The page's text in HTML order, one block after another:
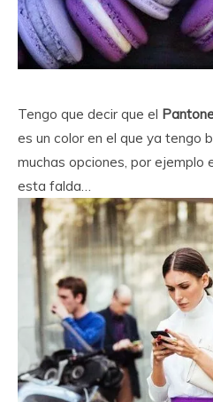
Tengo que decir que el
es un color en el que ya tengo
muchas opciones, por ejemplo
esta falda…